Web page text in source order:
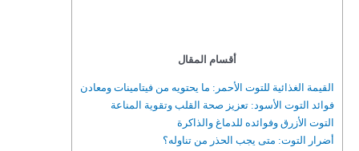
أقسام المقال
القيمة الغذائية للتوت الأحمر: ما يحتويه من فيتامينات ومعادن
فوائد التوت الأسود: تعزيز صحة القلب وتقوية المناعة
التوت الأزرق وفوائده للدماغ والذاكرة
أضرار التوت: متى يجب الحذر من تناوله؟